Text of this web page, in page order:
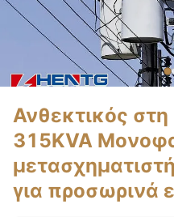
Ανθεκτικός
315KVA
για προσωρινά